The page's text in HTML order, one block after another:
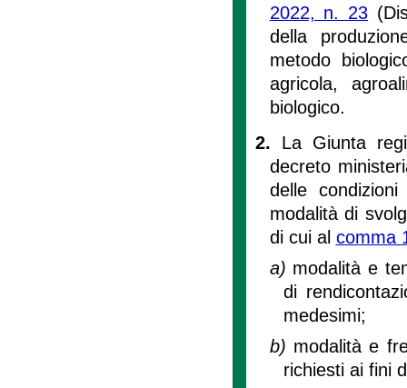
2022, n. 23
della
metodo
agricola,
biologico.
2. La Giunta
decreto
delle
modalità di
di cui al comma
a) modalità e
di
medesimi;
b) modalità e
richiesti ai fini